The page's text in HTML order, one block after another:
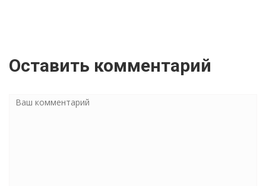
Оставить комментарий